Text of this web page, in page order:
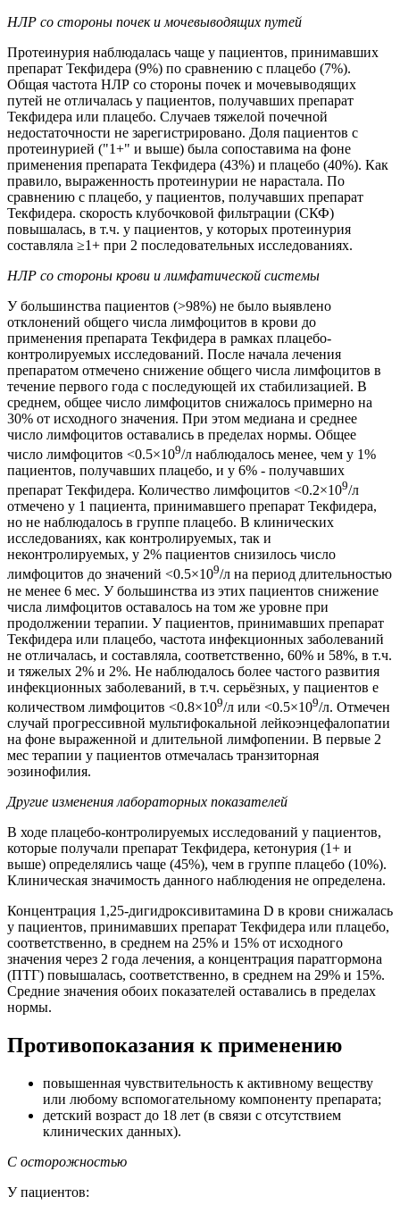
НЛР со стороны почек и мочевыводящих путей
Протеинурия наблюдалась чаще у пациентов, принимавших
препарат Текфидера (9%) по сравнению с плацебо (7%).
Общая частота НЛР со стороны почек и мочевыводящих
путей не отличалась у пациентов, получавших препарат
Текфидера или плацебо. Случаев тяжелой почечной
недостаточности не зарегистрировано. Доля пациентов с
протеинурией ("1+" и выше) была сопоставима на фоне
применения препарата Текфидера (43%) и плацебо (40%). Как
правило, выраженность протеинурии не нарастала. По
сравнению с плацебо, у пациентов, получавших препарат
Текфидера. скорость клубочковой фильтрации (СКФ)
повышалась, в т.ч. у пациентов, у которых протеинурия
составляла ≥1+ при 2 последовательных исследованиях.
НЛР со стороны крови и лимфатической системы
У большинства пациентов (>98%) не было выявлено
отклонений общего числа лимфоцитов в крови до
применения препарата Текфидера в рамках плацебо-
контролируемых исследований. После начала лечения
препаратом отмечено снижение общего числа лимфоцитов в
течение первого года с последующей их стабилизацией. В
среднем, общее число лимфоцитов снижалось примерно на
30% от исходного значения. При этом медиана и среднее
число лимфоцитов оставались в пределах нормы. Общее
число лимфоцитов <0.5×109/л наблюдалось менее, чем у 1%
пациентов, получавших плацебо, и у 6% - получавших
препарат Текфидера. Количество лимфоцитов <0.2×109/л
отмечено у 1 пациента, принимавшего препарат Текфидера,
но не наблюдалось в группе плацебо. В клинических
исследованиях, как контролируемых, так и
неконтролируемых, у 2% пациентов снизилось число
лимфоцитов до значений <0.5×109/л на период длительностью
не менее 6 мес. У большинства из этих пациентов снижение
числа лимфоцитов оставалось на том же уровне при
продолжении терапии. У пациентов, принимавших препарат
Текфидера или плацебо, частота инфекционных заболеваний
не отличалась, и составляла, соответственно, 60% и 58%, в т.ч.
и тяжелых 2% и 2%. Нe наблюдалось более частого развития
инфекционных заболеваний, в т.ч. серьёзных, у пациентов е
количеством лимфоцитов <0.8×109/л или <0.5×109/л. Отмечен
случай прогрессивной мультифокальной лейкоэнцефалопатии
на фоне выраженной и длительной лимфопении. В первые 2
мес терапии у пациентов отмечалась транзиторная
эозинофилия.
Другие изменения лабораторных показателей
В ходе плацебо-контролируемых исследований у пациентов,
которые получали препарат Текфидера, кетонурия (1+ и
выше) определялись чаще (45%), чем в группе плацебо (10%).
Клиническая значимость данного наблюдения не определена.
Концентрация 1,25-дигидроксивитамина D в крови снижалась
у пациентов, принимавших препарат Текфидера или плацебо,
соответственно, в среднем на 25% и 15% от исходного
значения через 2 года лечения, а концентрация паратгормона
(ПТГ) повышалась, соответственно, в среднем на 29% и 15%.
Средние значения обоих показателей оставались в пределах
нормы.
Противопоказания к применению
повышенная чувствительность к активному веществу
или любому вспомогательному компоненту препарата;
детский возраст до 18 лет (в связи с отсутствием
клинических данных).
С осторожностью
У пациентов: